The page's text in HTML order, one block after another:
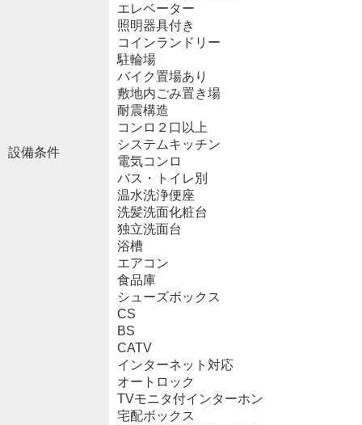
設備条件
エレベーター
照明器具付き
コインランドリー
駐輪場
バイク置場あり
敷地内ごみ置き場
耐震構造
コンロ２口以上
システムキッチン
電気コンロ
バス・トイレ別
温水洗浄便座
洗髪洗面化粧台
独立洗面台
浴槽
エアコン
食品庫
シューズボックス
CS
BS
CATV
インターネット対応
オートロック
TVモニタ付インターホン
宅配ボックス